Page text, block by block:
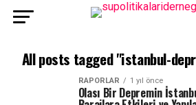
All posts tagged "istanbul-
RAPORLAR 1 yıl önce
Olası Bir Depremin